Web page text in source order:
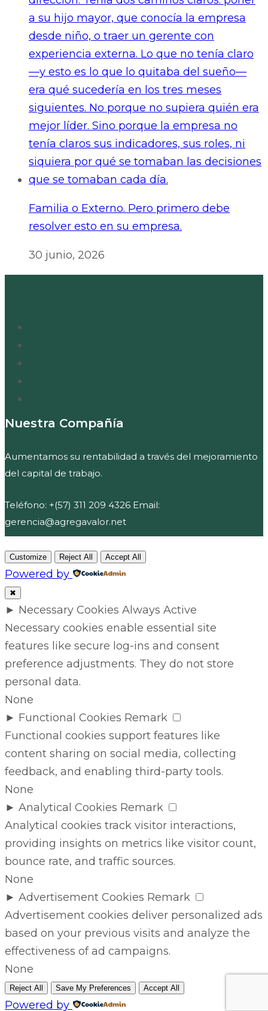
Familia o Externo. Pero primero debe
resolver esto en su empresa.
30 junio, 2026
Nuestra Compañía
Aumentamos su rentabilidad a través del mejoramiento
del capital de trabajo.
Teléfono: +(57) 311 209 4326 Email:
gerencia@agregavalor.net
Customize Reject All Accept All
Powered by
✖
► Necessary Cookies Always Active
Necessary cookies enable essential site
features like secure log-ins and consent
preference adjustments. They do not store
personal data.
None
► Functional Cookies Remark
Functional cookies support features like
content sharing on social media, collecting
feedback, and enabling third-party tools.
None
► Analytical Cookies Remark
Analytical cookies track visitor interactions,
providing insights on metrics like visitor count,
bounce rate, and traffic sources.
None
► Advertisement Cookies Remark
Advertisement cookies deliver personalized ads
based on your previous visits and analyze the
effectiveness of ad campaigns.
None
Reject All Save My Preferences Accept All
Powered by